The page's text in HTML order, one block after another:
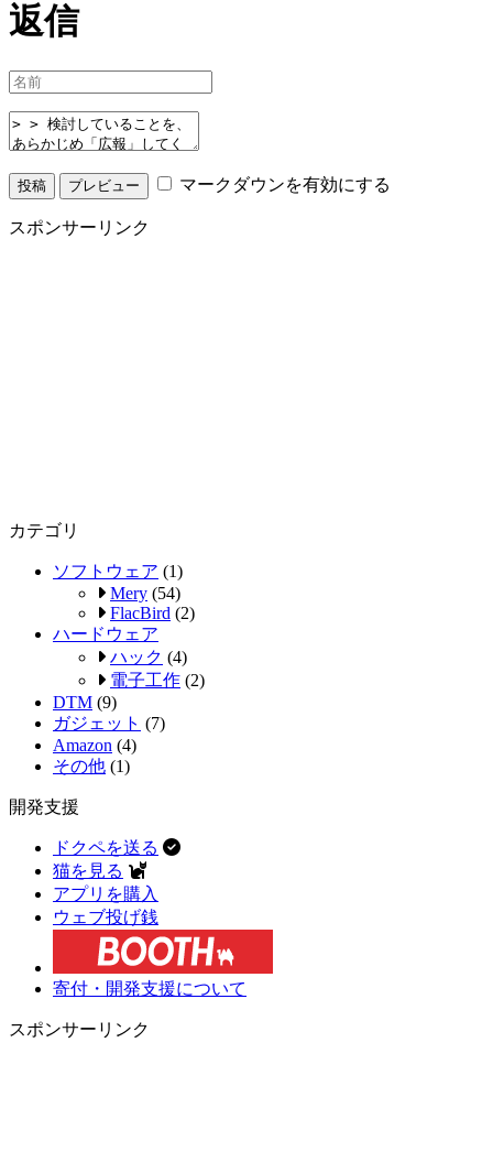
返信
マークダウンを有効にする
スポンサーリンク
カテゴリ
ソフトウェア (1)
Mery (54)
FlacBird (2)
ハードウェア
ハック (4)
電子工作 (2)
DTM (9)
ガジェット (7)
Amazon (4)
その他 (1)
開発支援
ドクペを送る
猫を見る
アプリを購入
ウェブ投げ銭
寄付・開発支援について
スポンサーリンク